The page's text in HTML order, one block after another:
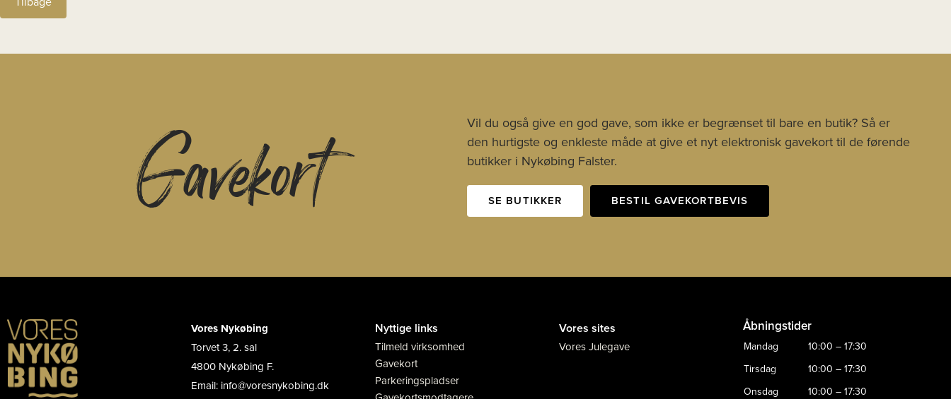
Gavekort
Vil du også give en god gave, som ikke er begrænset til bare en butik? Så er
den hurtigste og enkleste måde at give et nyt elektronisk gavekort til de førende
butikker i Nykøbing Falster.
SE BUTIKKER BESTIL GAVEKORTBEVIS
Vores Nykøbing
Torvet 3, 2. sal
4800 Nykøbing F.
Email: info@voresnykobing.dk
Nyttige links
Tilmeld virksomhed
Gavekort
Parkeringspladser
Vores sites
Vores Julegave
Åbningstider
Mandag
10:00 – 17:30
Tirsdag
10:00 – 17:30
Onsdag
10:00 – 17:30